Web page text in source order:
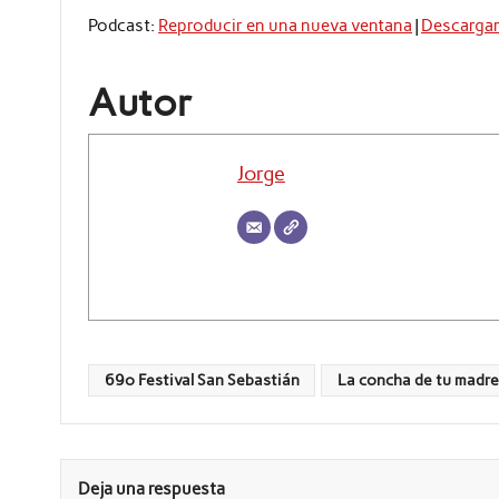
audio
Podcast: Reproducir en una nueva ventana | Descargar
Autor
Jorge
69º Festival San Sebastián La concha de tu madre
Deja una respuesta